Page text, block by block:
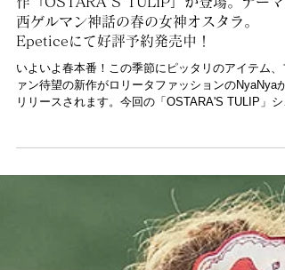
ロリータファッションのNyaNyaから春の
作「OSTARA'S TULIP」が登場。テーマ
西ゲルマン神話の春の女神オスタラ。
Epeticeにて好評予約発売中！
いよいよ春本番！この季節にピッタリのアイテム、
ーズは、西ゲルマン神話の中に登場する「豊かな恵